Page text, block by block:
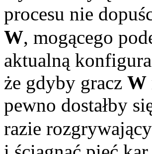
procesu nie
W, mogącego
aktualną
że gdyby gracz W
pewno dostałby
razie